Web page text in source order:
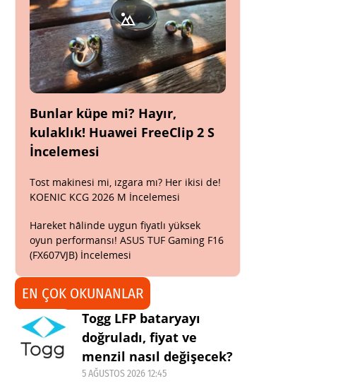
Bunlar küpe mi? Hayır,
kulaklık! Huawei FreeClip 2 S
İncelemesi
Tost makinesi mi, ızgara mı? Her ikisi de!
KOENIC KCG 2026 M İncelemesi
Hareket hâlinde uygun fiyatlı yüksek
oyun performansı! ASUS TUF Gaming F16
(FX607VJB) İncelemesi
EN ÇOK OKUNANLAR
Togg LFP bataryayı
doğruladı, fiyat ve
menzil nasıl değişecek?
5 AĞUSTOS 2026 12:45